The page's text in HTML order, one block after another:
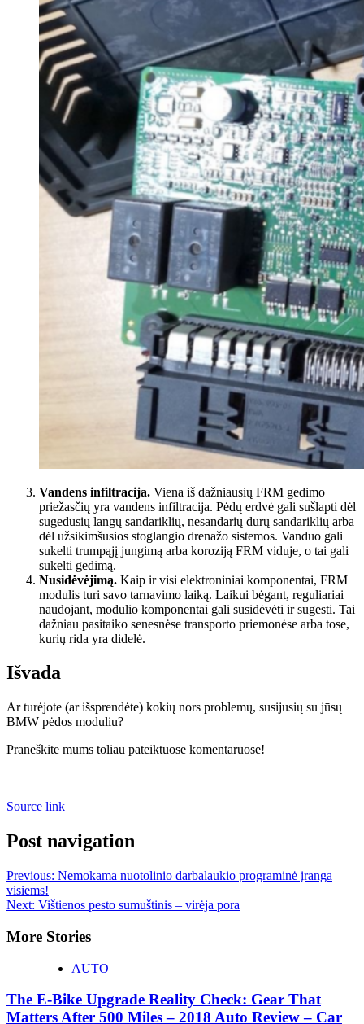
Vandens infiltracija. Viena iš dažniausių FRM gedimo
priežasčių yra vandens infiltracija. Pėdų erdvė gali sušlapti dėl
sugedusių langų sandariklių, nesandarių durų sandariklių arba
dėl užsikimšusios stoglangio drenažo sistemos. Vanduo gali
sukelti trumpąjį jungimą arba koroziją FRM viduje, o tai gali
sukelti gedimą.
Nusidėvėjimą. Kaip ir visi elektroniniai komponentai, FRM
modulis turi savo tarnavimo laiką. Laikui bėgant, reguliariai
naudojant, modulio komponentai gali susidėvėti ir sugesti. Tai
dažniau pasitaiko senesnėse transporto priemonėse arba tose,
kurių rida yra didelė.
Išvada
Ar turėjote (ar išsprendėte) kokių nors problemų, susijusių su jūsų
BMW pėdos moduliu?
Praneškite mums toliau pateiktuose komentaruose!
Source link
Post navigation
Previous: Nemokama nuotolinio darbalaukio programinė įranga
visiems!
Next: Vištienos pesto sumuštinis – virėja pora
More Stories
AUTO
The E-Bike Upgrade Reality Check: Gear That
Matters After 500 Miles – 2018 Auto Review – Car